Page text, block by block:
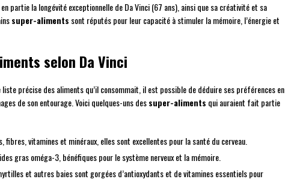
partie la longévité exceptionnelle de Da Vinci (67 ans), ainsi que sa créativité et sa
super-aliments sont réputés pour leur capacité à stimuler la mémoire, l’énergie et
selon Da Vinci
liste précise des aliments qu’il consommait, il est possible de déduire ses préférences en
de son entourage. Voici quelques-uns dessuper-aliments qui auraient fait partie
fibres, vitamines et minéraux, elles sont excellentes pour la santé du cerveau.
gras oméga-3, bénéfiques pour le système nerveux et la mémoire.
et autres baies sont gorgées d’antioxydants et de vitamines essentiels pour